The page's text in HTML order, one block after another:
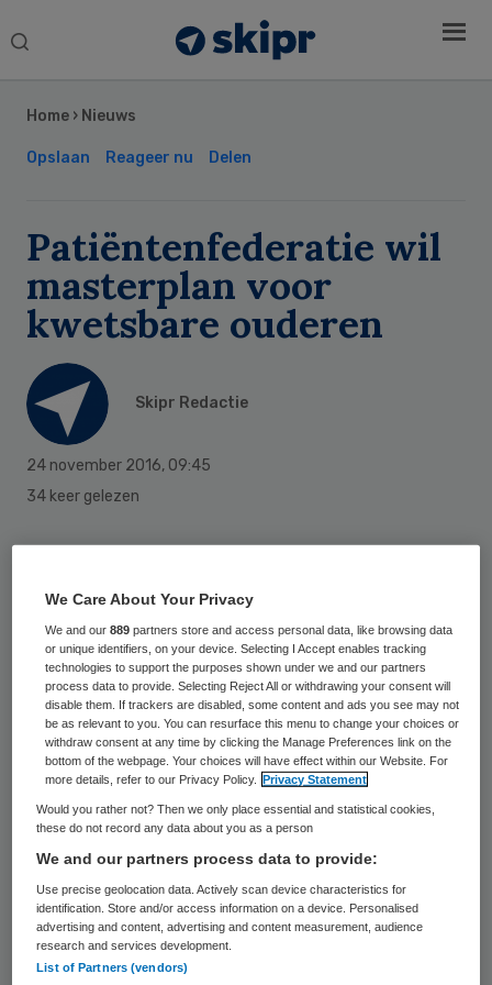
Search
Home › Nieuws
Opslaan Reageer nu Delen
Patiëntenfederatie wil
masterplan voor
kwetsbare ouderen
Skipr Redactie
24 november 2016, 09:45
34 keer gelezen
kwetsbare ouderen. Dat zegt directeur
Dianda Veldman van Patiëntenfederatie
Nederland. Ze reageert daarmee op de
operatiestop van twee Limburgse
ziekenhuizen die mede wordt veroorzaakt
doordat ouderen onnodig in het ziekenhuis
terecht komen.
De Zuyderland-ziekenhuizen, hebben
operaties moeten afzeggen
omdat zij
bedden tekort komen. Dat komt mede
doordat patiënten onvoldoende
doorstromen naar verpleeghuizen en langer
Sidebar
We Care About Your Privacy
We and our889 partners store and access personal data, like browsing data
or unique identifiers, on your device. Selecting I Accept enables tracking
technologies to support the purposes shown under we and our partners
process data to provide. Selecting Reject All or withdrawing your consent will
disable them. If trackers are disabled, some content and ads you see may not
be as relevant to you. You can resurface this menu to change your choices or
withdraw consent at any time by clicking the Manage Preferences link on the
bottom of the webpage. Your choices will have effect within our Website. For
more details, refer to our Privacy Policy.
Privacy Statement
Would you rather not? Then we only place essential and statistical cookies,
these do not record any data about you as a person
We and our partners process data to provide:
Use precise geolocation data. Actively scan device characteristics for
identification. Store and/or access information on a device. Personalised
advertising and content, advertising and content measurement, audience
research and services development.
List of Partners (vendors)